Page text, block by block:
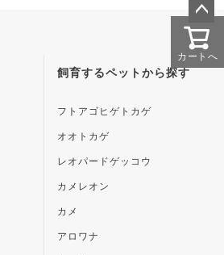
カートへ
ペー
ジト
ップ
飼育するペットから探す
フトアゴヒゲトカゲ
オオトカゲ
レオパードゲッコウ
カメレオン
カメ
アロワナ